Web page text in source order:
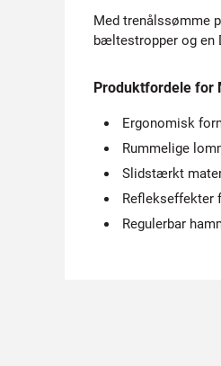
Med trenålssømme
bæltestropper og en
Produktfordele for
Ergonomisk
Rummelige
Slidstærkt
Reflekseffekter
Regulerbar